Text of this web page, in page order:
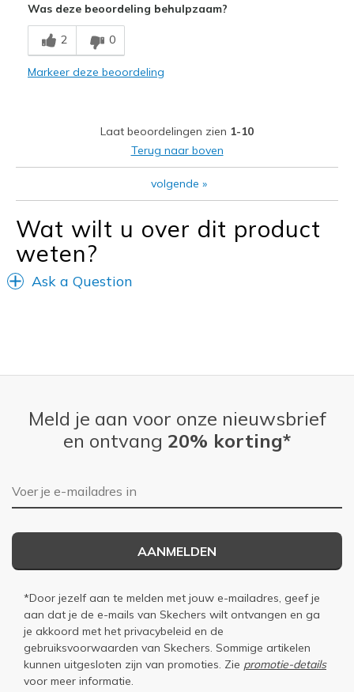
View On Shoes
Shoes are for Wearing
Was deze beoordeling behulpzaam?
2 0
Markeer deze beoordeling
Laat beoordelingen zien 1-10
Terug naar boven
volgende »
Wat wilt u over dit product
weten?
Ask a Question
Meld je aan voor onze nieuwsbrief
en ontvang 20% korting*
E-mailadres
AANMELDEN
*Door jezelf aan te melden met jouw e-mailadres, geef je
aan dat je de e-mails van Skechers wilt ontvangen en ga
je akkoord met het privacybeleid en de
gebruiksvoorwaarden van Skechers. Sommige artikelen
kunnen uitgesloten zijn van promoties. Zie promotie-details
voor meer informatie.